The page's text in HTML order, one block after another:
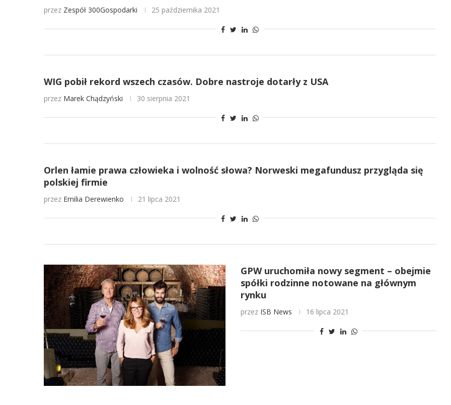
przez Zespół 300Gospodarki 25 października 2021
WIG pobił rekord wszech czasów. Dobre nastroje dotarły z USA
przez Marek Chądzyński 30 sierpnia 2021
Orlen łamie prawa człowieka i wolność słowa? Norweski megafundusz przygląda się
polskiej firmie
przez Emilia Derewienko 21 lipca 2021
GPW uruchomiła nowy segment – obejmie
spółki rodzinne notowane na głównym
rynku
przez ISB News 16 lipca 2021